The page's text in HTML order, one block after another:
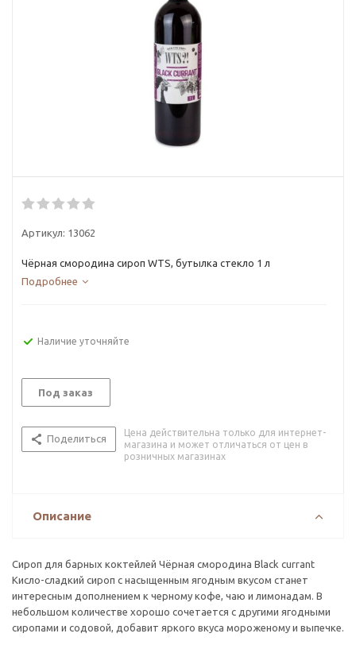
Артикул: 13062
Чёрная смородина cироп WTS, бутылка стекло 1 л
Подробнее
Наличие уточняйте
Под заказ
Поделиться
Цена действительна только для интернет-
магазина и может отличаться от цен в
розничных магазинах
Описание
Сироп для барных коктейлей Чёрная смородина Black currant
Кисло-сладкий сироп с насыщенным ягодным вкусом станет
интересным дополнением к черному кофе, чаю и лимонадам. В
небольшом количестве хорошо сочетается с другими ягодными
сиропами и содовой, добавит яркого вкуса мороженому и выпечке.